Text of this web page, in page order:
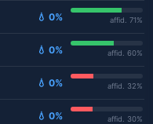
💧 0% affid. 71%
💧 0% affid. 60%
💧 0% affid. 32%
💧 0% affid. 30%